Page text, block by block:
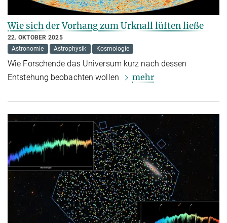
Wie sich der Vorhang zum Urknall lüften ließe
22. OKTOBER 2025
Astronomie
Astrophysik Kosmologie
Wie Forschende das Universum kurz nach dessen
Entstehung beobachten wollen
mehr